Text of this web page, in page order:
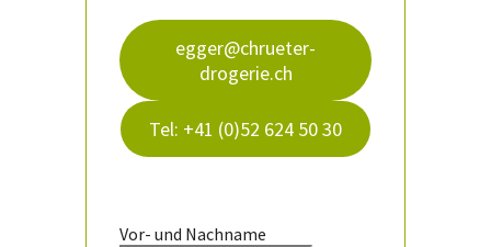
egger@chrueter-
drogerie.ch
Tel: +41 (0)52 624 50 30
Vor- und Nachname